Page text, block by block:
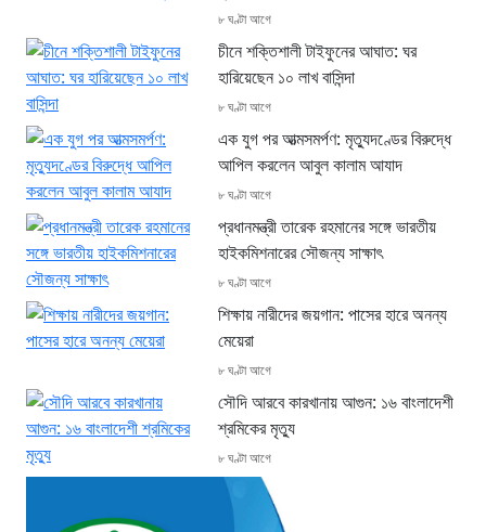
৮ ঘণ্টা আগে
চীনে শক্তিশালী টাইফুনের আঘাত: ঘর
হারিয়েছেন ১০ লাখ বাসিন্দা
৮ ঘণ্টা আগে
এক যুগ পর আত্মসমর্পণ: মৃত্যুদণ্ডের বিরুদ্ধে
আপিল করলেন আবুল কালাম আযাদ
৮ ঘণ্টা আগে
প্রধানমন্ত্রী তারেক রহমানের সঙ্গে ভারতীয়
হাইকমিশনারের সৌজন্য সাক্ষাৎ
৮ ঘণ্টা আগে
শিক্ষায় নারীদের জয়গান: পাসের হারে অনন্য
মেয়েরা
৮ ঘণ্টা আগে
সৌদি আরবে কারখানায় আগুন: ১৬ বাংলাদেশী
শ্রমিকের মৃত্যু
৮ ঘণ্টা আগে